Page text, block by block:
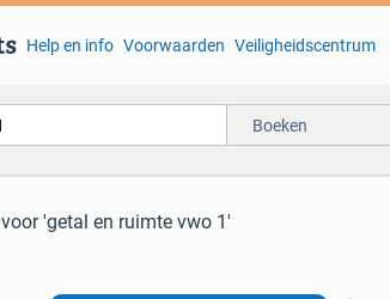
Help en info Voorwaarden Veiligheidscentrum
Boeken
voor 'getal en ruimte vwo 1'